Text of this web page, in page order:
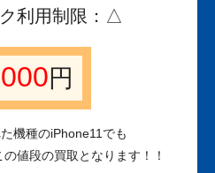
利用制限：△
円
機種のiPhone11でも
値段の買取となります！！